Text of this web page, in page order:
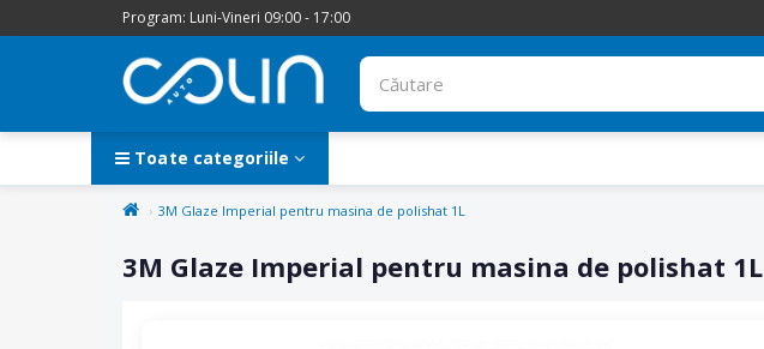
Program: Luni-Vineri 09:00 - 17:00
Toate categoriile
3M Glaze Imperial pentru masina de polishat 1L
3M Glaze Imperial pentru masina de polishat 1L